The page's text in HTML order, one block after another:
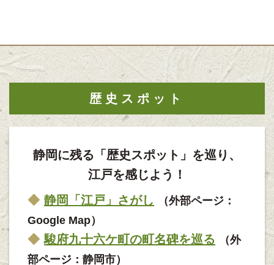
歴史スポット
静岡に残る「歴史スポット」を巡り、
江戸を感じよう！
静岡「江戸」さがし
（外部ページ：
Google Map）
駿府九十六ケ町の町名碑を巡る
（外
部ページ：静岡市）